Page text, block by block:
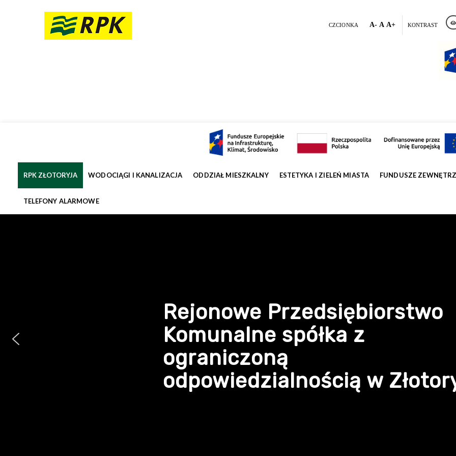
CZCIONKA A- A A+ KONTRAST
RPK ZŁOTORYJA WODOCIĄGI I KANALIZACJA ODDZIAŁ MIESZKALNY ESTETYKA I ZIELEŃ MIASTA FUNDUSZE
TELEFONY ALARMOWE
Rejonowe Przedsiębiorstwo
Komunalne spółka z
ograniczoną
odpowiedzialnością w